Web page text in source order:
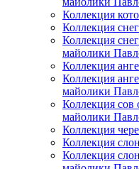
Коллекция
Коллекция
Коллекция
майолики
Коллекция
Коллекция
майолики
Коллекция сов
майолики
Коллекция
Коллекция
Коллекция